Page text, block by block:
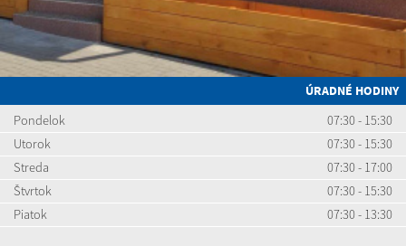
ÚRADNÉ HODINY
Pondelok
07:30 - 15:30
Utorok
07:30 - 15:30
Streda
07:30 - 17:00
Štvrtok
07:30 - 15:30
Piatok
07:30 - 13:30